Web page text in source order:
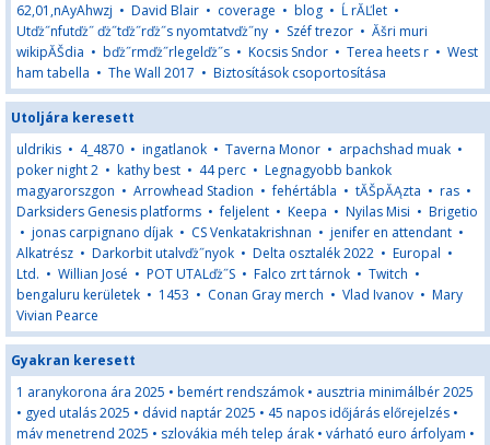
62,01,nAyAhwzj • David Blair • coverage • blog • Ĺ rĂĽlet •
Utďż˝nfutďż˝ ďż˝tďż˝rďż˝s nyomtatvďż˝ny • Széf trezor • Ăšri muri
wikipĂŠdia • bďż˝rmďż˝rlegelďż˝s • Kocsis Sndor • Terea heets r • West
ham tabella • The Wall 2017 • Biztosítások csoportosítása
Utoljára keresett
uldrikis • 4_4870 • ingatlanok • Taverna Monor • arpachshad muak •
poker night 2 • kathy best • 44 perc • Legnagyobb bankok
magyarorszgon • Arrowhead Stadion •fehértábla • tĂŠpĂĄzta • ras •
Darksiders Genesis platforms •feljelent • Keepa • Nyilas Misi • Brigetio
• jonas carpignano díjak • CS Venkatakrishnan • jenifer en attendant •
Alkatrész • Darkorbit utalvďż˝nyok • Delta osztalék 2022 • Europal •
Ltd. • Willian José • POT UTALďż˝S • Falco zrt tárnok • Twitch •
bengaluru kerületek • 1453 • Conan Gray merch • Vlad Ivanov • Mary
Vivian Pearce
Gyakran keresett
1 aranykorona ára 2025 • bemért rendszámok • ausztria minimálbér 2025
• gyed utalás 2025 • dávid naptár 2025 • 45 napos időjárás előrejelzés •
máv menetrend 2025 • szlovákia méh telep árak • várható euro árfolyam •